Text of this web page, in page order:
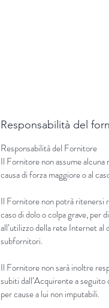
Responsabilità del
Responsabilità del Fornitore
Il Fornitore non assume
causa di forza maggiore o al
Il Fornitore non potrà ritenersi
caso di dolo o colpa grave, per
all’utilizzo della rete Internet
subfornitori.
Il Fornitore non sarà inoltre
subiti dall’Acquirente a
per cause a lui non imputabili.